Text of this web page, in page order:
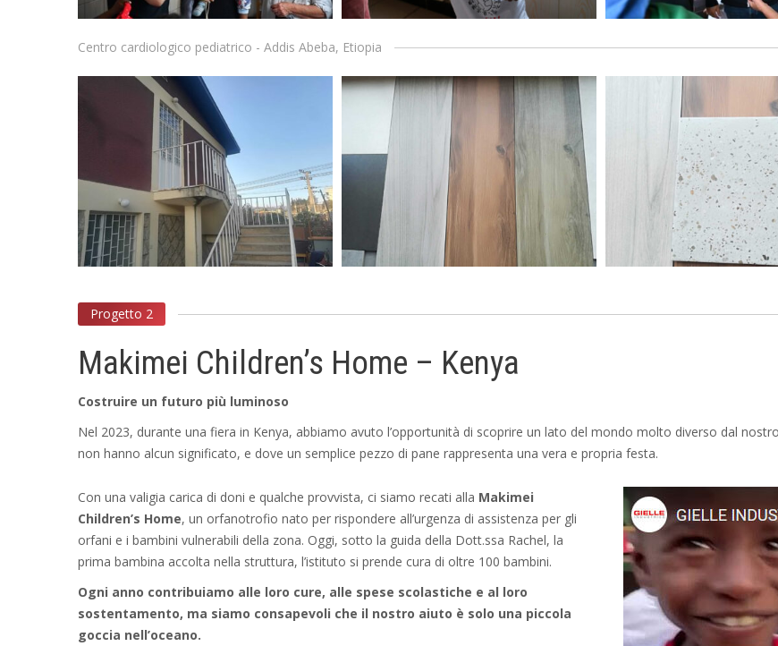
Centro cardiologico pediatrico - Addis Abeba, Etiopia
Progetto 2
Makimei Children’s Home – Kenya
Costruire un futuro più luminoso
Nel 2023, durante una fiera in Kenya, abbiamo avuto l’opportunità di scoprire un lato del mondo molto diverso dal
non hanno alcun significato, e dove un semplice pezzo di pane rappresenta una vera e propria festa.
Con una valigia carica di doni e qualche provvista, ci siamo recati alla Makimei
Children’s Home, un orfanotrofio nato per rispondere all’urgenza di assistenza per gli
orfani e i bambini vulnerabili della zona. Oggi, sotto la guida della Dott.ssa Rachel, la
prima bambina accolta nella struttura, l’istituto si prende cura di oltre 100 bambini.
Ogni anno contribuiamo alle loro cure, alle spese scolastiche e al loro
sostentamento, ma siamo consapevoli che il nostro aiuto è solo una piccola
goccia nell’oceano.